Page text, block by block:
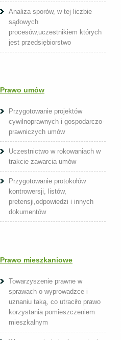
Analiza sporów, w tej liczbie
sądowych
procesów,uczestnikiem których
jest przedsiębiorstwo
Prawo umów
Przygotowanie projektów
cywilnoprawnych i gospodarczo-
prawniczych umów
Uczestnictwo w rokowaniach w
trakcie zawarcia umów
Przygotowanie protokołów
kontrowersji, listów,
pretensji,odpowiedzi i innych
dokumentów
Prawo mieszkaniowe
Towarzyszenie prawne w
sprawach o wyprowadzce i
uznaniu taką, co utraciło prawo
korzystania pomieszczeniem
mieszkalnym